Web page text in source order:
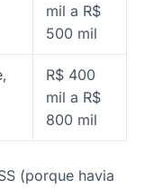
mil a R$
500 mil
R$ 400
mil a R$
800 mil
(porque havia